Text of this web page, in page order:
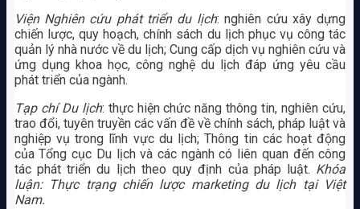
Viện Nghiên cứu phát triển du lịch: nghiên cứu xây dựng
chiến lược, quy hoạch, chính sách du lịch phục vụ công tác
quản lý nhà nước về du lịch; Cung cấp dịch vụ nghiên cứu và
ứng dụng khoa học, công nghệ du lịch đáp ứng yêu cầu
phát triển của ngành.
Tạp chí Du lịch: thực hiện chức năng thông tin, nghiên cứu,
trao đổi, tuyên truyền các vấn đề về chính sách, pháp luật và
nghiệp vụ trong lĩnh vực du lịch; Thông tin các hoạt động
của Tổng cục Du lịch và các ngành có liên quan đến công
tác phát triển du lịch theo quy định của pháp luật. Khóa
luận: Thực trạng chiến lược marketing du lịch tại Việt
Nam.